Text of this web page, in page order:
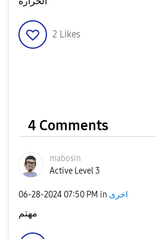
2 Likes
4 Comments
mabosin
Active Level 3
‎06-28-2024 07:50 PM in اخرى
مهتم